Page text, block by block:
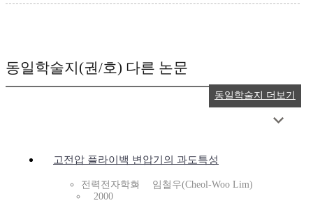
동일학술지(권/호) 다른 논문
고전압 플라이백 변압기의 과도특성
전력전자학회
임철우(Cheol-Woo Lim)
2000
동일학술지 더보기